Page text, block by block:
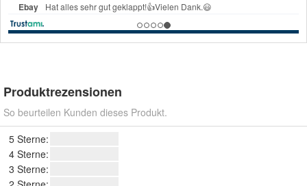
Produktrezensionen
So beurteilen Kunden dieses Produkt.
5 Sterne:
4 Sterne:
3 Sterne: